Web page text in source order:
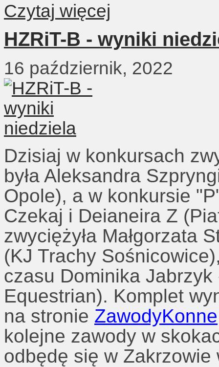
Czytaj więcej
HZRiT-B - wyniki
16 październik, 2022
Dzisiaj w konkursach
była Aleksandra
Opole), a w konkursie
Czekaj i Deianeira Z
zwyciężyła Małgorzata
(KJ Trachy
czasu Dominika
Equestrian). Komplet
na stronie ZawodyKonne
kolejne zawody w
odbędę się w